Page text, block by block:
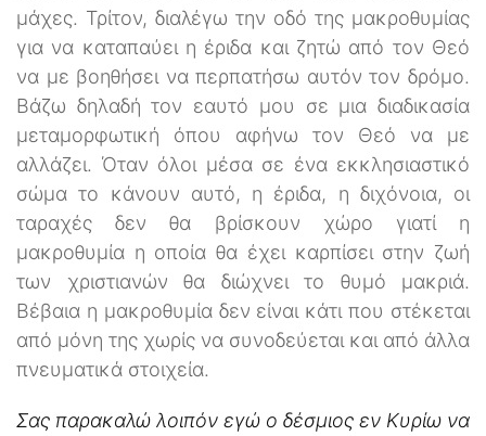
μάχες. Τρίτον, διαλέγω την οδό της μακροθυμίας
για να καταπαύει η έριδα και ζητώ από τον Θεό
να με βοηθήσει να περπατήσω αυτόν τον δρόμο.
Βάζω δηλαδή τον εαυτό μου σε μια διαδικασία
μεταμορφωτική όπου αφήνω τον Θεό να με
αλλάζει. Όταν όλοι μέσα σε ένα εκκλησιαστικό
σώμα το κάνουν αυτό, η έριδα, η διχόνοια, οι
ταραχές δεν θα βρίσκουν χώρο γιατί η
μακροθυμία η οποία θα έχει καρπίσει στην ζωή
των χριστιανών θα διώχνει το θυμό μακριά.
Βέβαια η μακροθυμία δεν είναι κάτι που στέκεται
από μόνη της χωρίς να συνοδεύεται και από άλλα
πνευματικά στοιχεία.
Σας παρακαλώ λοιπόν εγώ ο δέσμιος εν Κυρίω να